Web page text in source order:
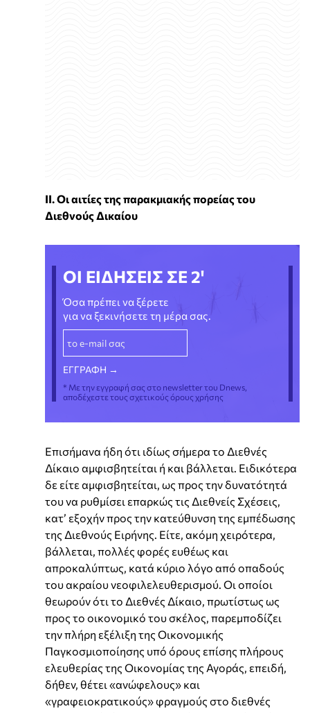
ΙΙ. Οι αιτίες της παρακμιακής πορείας του
Διεθνούς Δικαίου
ΟΙ ΕΙΔΗΣΕΙΣ ΣΕ 2'
Όσα πρέπει να ξέρετε
για να ξεκινήσετε τη μέρα σας.
* Με την εγγραφή σας στο newsletter του Dnews,
αποδέχεστε τους σχετικούς όρους χρήσης
Επισήμανα ήδη ότι ιδίως σήμερα το Διεθνές
Δίκαιο αμφισβητείται ή και βάλλεται. Ειδικότερα
δε είτε αμφισβητείται, ως προς την δυνατότητά
του να ρυθμίσει επαρκώς τις Διεθνείς Σχέσεις,
κατ’ εξοχήν προς την κατεύθυνση της εμπέδωσης
της Διεθνούς Ειρήνης. Είτε, ακόμη χειρότερα,
βάλλεται, πολλές φορές ευθέως και
απροκαλύπτως, κατά κύριο λόγο από οπαδούς
του ακραίου νεοφιλελευθερισμού. Οι οποίοι
θεωρούν ότι το Διεθνές Δίκαιο, πρωτίστως ως
προς το οικονομικό του σκέλος, παρεμποδίζει
την πλήρη εξέλιξη της Οικονομικής
Παγκοσμιοποίησης υπό όρους επίσης πλήρους
ελευθερίας της Οικονομίας της Αγοράς, επειδή,
δήθεν, θέτει «ανώφελους» και
«γραφειοκρατικούς» φραγμούς στο διεθνές